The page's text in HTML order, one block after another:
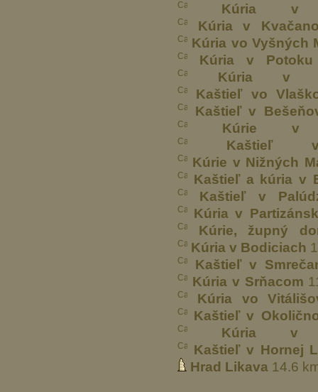
Kúria v
Kúria v
Kúria vo Vyšných
Kúria v Potoku
Kúria v
Kaštieľ vo
Kaštieľ v
Kúrie v
Kaštieľ
Kúrie v Nižných
Kaštieľ a kúria v
Kaštieľ v
Kúria v
Kúrie, župný
Kúria v Bodiciach
Kaštieľ v
Kúria v Srňacom
Kúria vo
Kaštieľ v
Kúria v
Kaštieľ v Hornej
Hrad Likava 14.6